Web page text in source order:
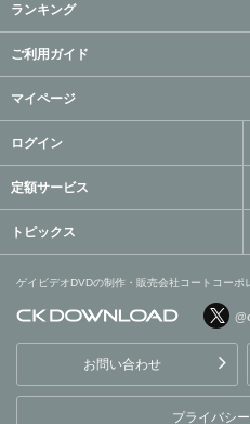
ランキング
ご利用ガイド
マイページ
ログイン
定額サービス
トピックス
ゲイビデオDVDの制作・販売会社コートコーポ
ョンが運営する公式動画配
信サイト
お問い合わせ
プライバシ